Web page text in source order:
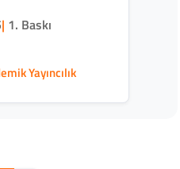
| 1. Baskı
Yayıncılık